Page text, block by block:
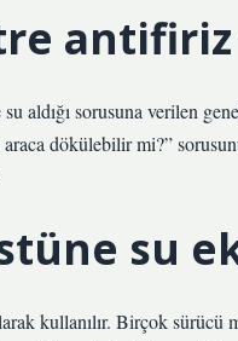
aldığı sorusuna verilen
dökülebilir mi?”
su
kullanılır. Birçok